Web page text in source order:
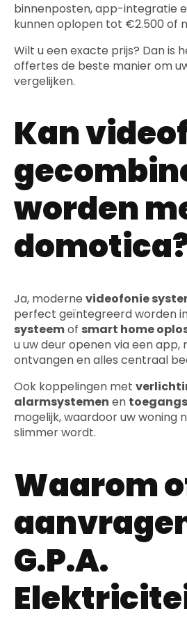
binnenposten, app-integratie
kunnen oplopen tot €2.500 of
Wilt u een exacte prijs? Dan is
offertes de beste manier om
vergelijken.
Kan
worden
Ja, moderne videofonie
perfect geïntegreerd worden
systeemof smart home
u uw deur openen via een app,
ontvangen en alles centraal
Ook koppelingen met
alarmsystemen en
mogelijk, waardoor uw woning
slimmer wordt.
Waarom
G.P.A.